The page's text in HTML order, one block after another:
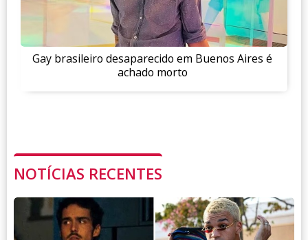
Gay brasileiro desaparecido em Buenos Aires é
achado morto
NOTÍCIAS RECENTES